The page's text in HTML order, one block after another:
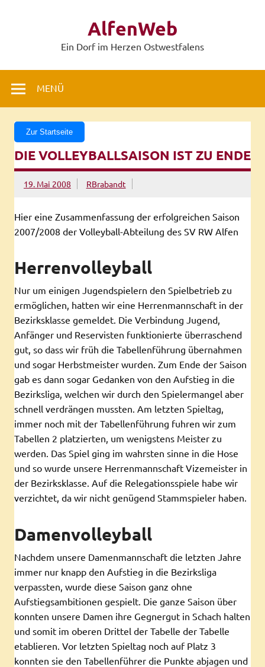
AlfenWeb
Ein Dorf im Herzen Ostwestfalens
MENÜ
Zur Startseite
DIE VOLLEYBALLSAISON IST ZU ENDE
19. Mai 2008 RBrabandt
Hier eine Zusammenfassung der erfolgreichen Saison
2007/2008 der Volleyball-Abteilung des SV RW Alfen
Herrenvolleyball
Nur um einigen Jugendspielern den Spielbetrieb zu
ermöglichen, hatten wir eine Herrenmannschaft in der
Bezirksklasse gemeldet. Die Verbindung Jugend,
Anfänger und Reservisten funktionierte überraschend
gut, so dass wir früh die Tabellenführung übernahmen
und sogar Herbstmeister wurden. Zum Ende der Saison
gab es dann sogar Gedanken von den Aufstieg in die
Bezirksliga, welchen wir durch den Spielermangel aber
schnell verdrängen mussten. Am letzten Spieltag,
immer noch mit der Tabellenführung fuhren wir zum
Tabellen 2 platzierten, um wenigstens Meister zu
werden. Das Spiel ging im wahrsten sinne in die Hose
und so wurde unsere Herrenmannschaft Vizemeister in
der Bezirksklasse. Auf die Relegationsspiele habe wir
verzichtet, da wir nicht genügend Stammspieler haben.
Damenvolleyball
Nachdem unsere Damenmannschaft die letzten Jahre
immer nur knapp den Aufstieg in die Bezirksliga
verpassten, wurde diese Saison ganz ohne
Aufstiegsambitionen gespielt. Die ganze Saison über
konnten unsere Damen ihre Gegnergut in Schach halten
und somit im oberen Drittel der Tabelle der Tabelle
etablieren. Vor letzten Spieltag noch auf Platz 3
konnten sie den Tabellenführer die Punkte abjagen und